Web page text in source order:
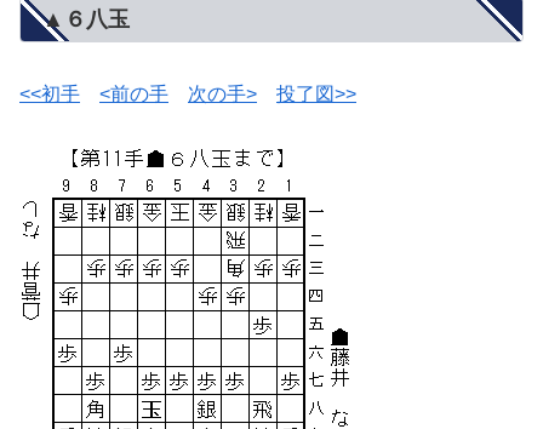
▲６八玉
<<初手 <前の手 次の手> 投了図>>